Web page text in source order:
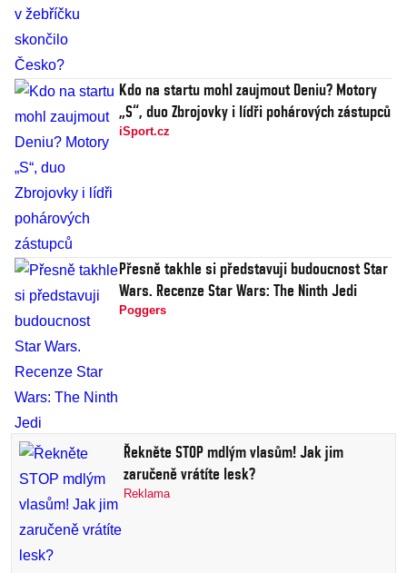
Kdo na startu mohl zaujmout Deniu? Motory
„S“, duo Zbrojovky i lídři pohárových zástupců
iSport.cz
Přesně takhle si představuji budoucnost Star
Wars. Recenze Star Wars: The Ninth Jedi
Poggers
Řekněte STOP mdlým vlasům! Jak jim
zaručeně vrátíte lesk?
Reklama